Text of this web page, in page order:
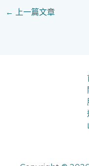
← 上一篇文章